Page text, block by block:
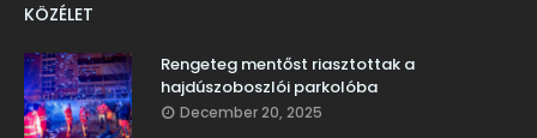
KÖZÉLET
Rengeteg mentőst riasztottak a
hajdúszoboszlói parkolóba
December 20, 2025